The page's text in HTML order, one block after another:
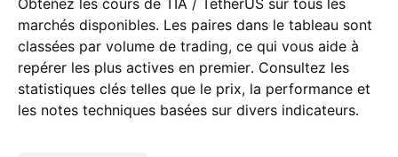
Obtenez les cours de TIA / TetherUS sur tous les
marchés disponibles. Les paires dans le tableau sont
classées par volume de trading, ce qui vous aide à
repérer les plus actives en premier. Consultez les
statistiques clés telles que le prix, la performance et
les notes techniques basées sur divers indicateurs.